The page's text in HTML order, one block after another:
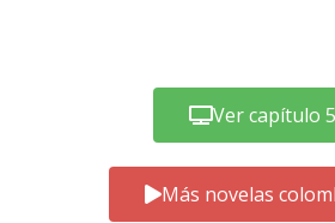
Ver capítulo
Más novelas